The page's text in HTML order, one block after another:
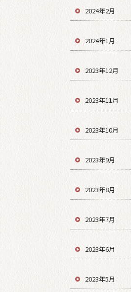
2024年2月
2024年1月
2023年12月
2023年11月
2023年10月
2023年9月
2023年8月
2023年7月
2023年6月
2023年5月